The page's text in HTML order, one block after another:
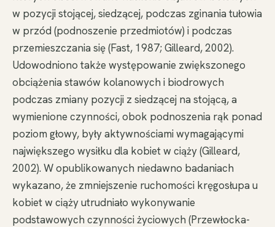
w pozycji stojącej, siedzącej, podczas zginania tułowia
w przód (podnoszenie przedmiotów) i podczas
przemieszczania się (Fast, 1987; Gilleard, 2002).
Udowodniono także występowanie zwiększonego
obciążenia stawów kolanowych i biodrowych
podczas zmiany pozycji z siedzącej na stojącą, a
wymienione czynności, obok podnoszenia rąk ponad
poziom głowy, były aktywnościami wymagającymi
największego wysiłku dla kobiet w ciąży (Gilleard,
2002). W opublikowanych niedawno badaniach
wykazano, że zmniejszenie ruchomości kręgosłupa u
kobiet w ciąży utrudniało wykonywanie
podstawowych czynności życiowych (Przewłocka-